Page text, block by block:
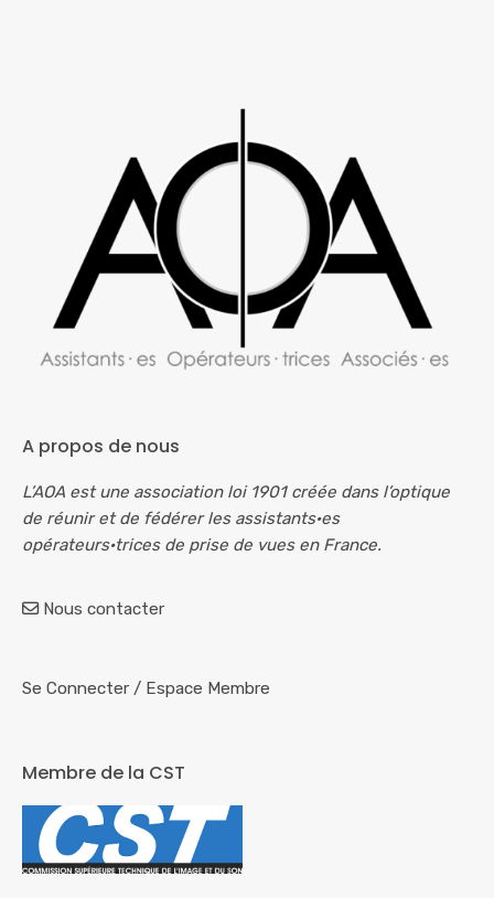
A propos de nous
L’AOA est une association loi 1901 créée dans l’optique
de réunir et de fédérer les assistants·es
opérateurs·trices de prise de vues en France.
Nous contacter
Se Connecter / Espace Membre
Membre de la CST